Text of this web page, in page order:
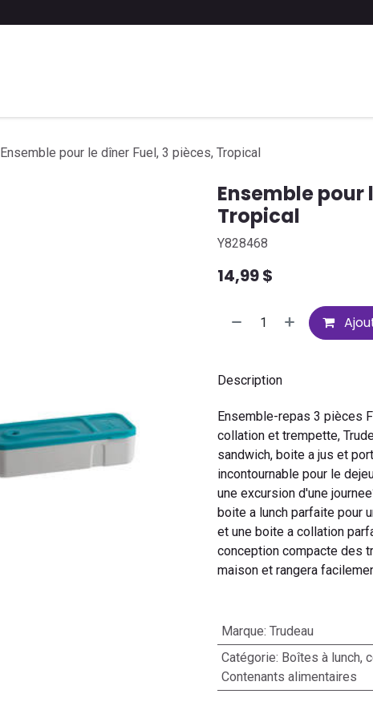
Ensemble pour le dîner Fuel, 3 pièces, Tropical
Ensemble pour
Tropical
Y828468
14,99$
Description
Ensemble-repas 3 pièces
collation et trempette,
sandwich, boite a jus et
incontournable pour le
une excursion d'une
boite a lunch parfaite pour
et une boite a collation
conception compacte des
maison et rangera
Marque: Trudeau
Catégorie: Boîtes à lunch,
Contenants alimentaires